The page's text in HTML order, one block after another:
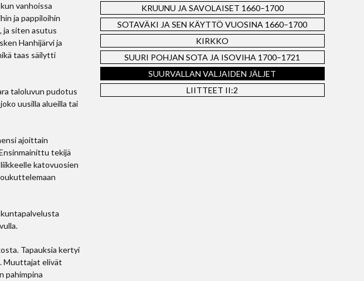
vanhoissa
ja pappiloihin
ja siten asutus
Hanhijärvi ja
taas säilytti
taloluvun pudotus
uusilla alueilla tai
ajoittain
tekijä
katovuosien
Tapauksia kertyi
Muuttajat elivät
pahimpina
KRUUNU JA SAVOLAISET 1660–1700
SOTAVÄKI JA SEN KÄYTTÖ VUOSINA 1660–1700
KIRKKO
SUURI POHJAN SOTA JA ISOVIHA 1700–1721
SUURVALLAN VALJAIDEN JÄLJET
LIITTEET II:2